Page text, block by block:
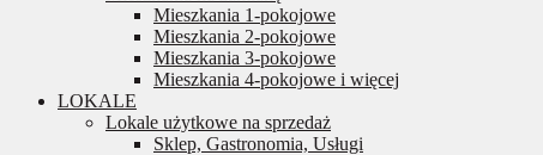
Mieszkania 1-pokojowe
Mieszkania 2-pokojowe
Mieszkania 3-pokojowe
Mieszkania 4-pokojowe i więcej
LOKALE
Lokale użytkowe na sprzedaż
Sklep, Gastronomia, Usługi